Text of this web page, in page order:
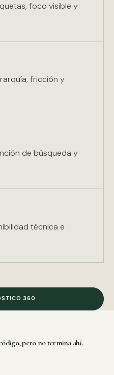
foco visible y
fricción y
de búsqueda y
técnica e
360
pero no termina ahí.